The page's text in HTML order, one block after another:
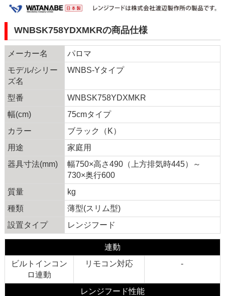
WNBSK758YDXMKRの商品仕様
メーカー名
パロマ
モデル/シリー
ズ名
WNBS-Yタイプ
型番
WNBSK758YDXMKR
幅(cm)
75cmタイプ
カラー
ブラック（K）
用途
家庭用
器具寸法(mm)
幅750×高さ490（上方排気時445）～
730×奥行600
質量
kg
種類
薄型(スリム型)
設置タイプ
レンジフード
連動
ビルトインコン
ロ連動
リモコン対応 -
レンジフード性能